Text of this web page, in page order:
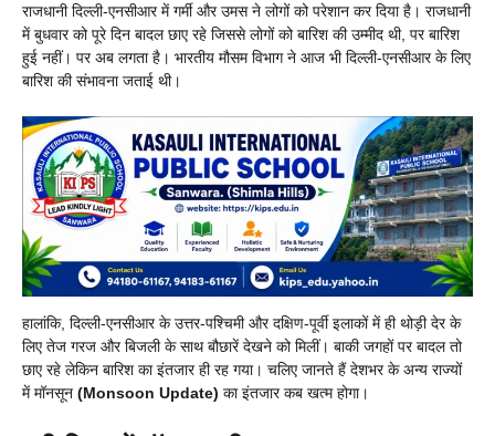
राजधानी दिल्ली-एनसीआर में गर्मी और उमस ने लोगों को परेशान कर दिया है। राजधानी
में बुधवार को पूरे दिन बादल छाए रहे जिससे लोगों को बारिश की उम्मीद थी, पर बारिश
हुई नहीं। पर अब लगता है। भारतीय मौसम विभाग ने आज भी दिल्ली-एनसीआर के लिए
बारिश की संभावना जताई थी।
हालांकि, दिल्ली-एनसीआर के उत्तर-पश्चिमी और दक्षिण-पूर्वी इलाकों में ही थोड़ी देर के
लिए तेज गरज और बिजली के साथ बौछारें देखने को मिलीं। बाकी जगहों पर बादल तो
छाए रहे लेकिन बारिश का इंतजार ही रह गया। चलिए जानते हैं देशभर के अन्य राज्यों
में मॉनसून (Monsoon Update) का इंतजार कब खत्म होगा।